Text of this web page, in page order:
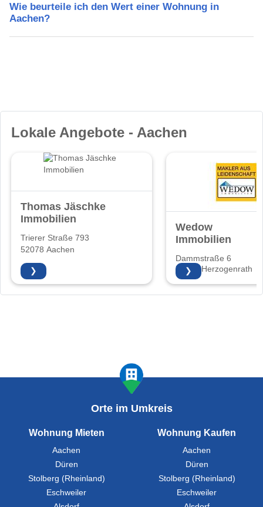
Wie beurteile ich den Wert einer Wohnung in
Aachen?
Lokale Angebote - Aachen
Thomas Jäschke
Immobilien
Trierer Straße 793
52078 Aachen
❯
Wedow
Immobilien
Dammstraße 6
52134 Herzogenrath
❯
Orte im Umkreis
Wohnung Mieten
Aachen
Düren
Stolberg (Rheinland)
Eschweiler
Wohnung Kaufen
Aachen
Düren
Stolberg (Rheinland)
Eschweiler